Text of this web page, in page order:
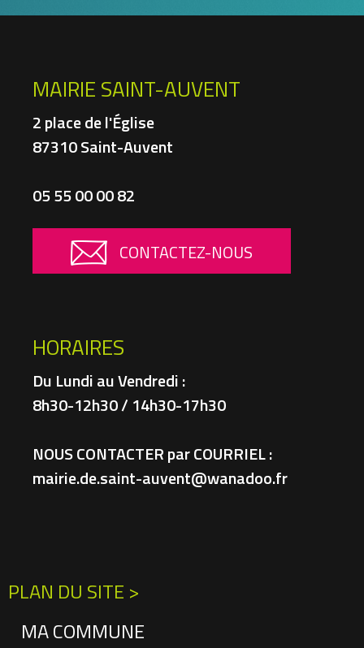
MAIRIE SAINT-AUVENT
2 place de l'Église
87310 Saint-Auvent
05 55 00 00 82
CONTACTEZ-NOUS
HORAIRES
Du Lundi au Vendredi :
8h30-12h30 / 14h30-17h30
NOUS CONTACTER par COURRIEL :
mairie.de.saint-auvent@wanadoo.fr
PLAN DU SITE >
MA COMMUNE